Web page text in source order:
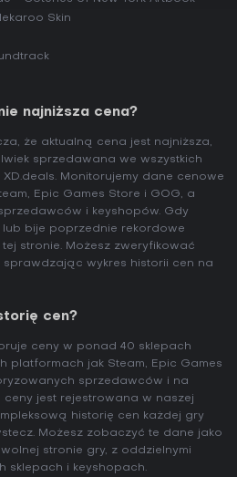
Skin
najniższa cena?
że aktualną cena jest najniższa,
sprzedawana we wszystkich
Monitorujemy dane cenowe
Epic Games Store i GOG, a
i keyshopów. Gdy
bije poprzednie rekordowe
stronie. Możesz zweryfikować
sprawdzając wykres historii cen na
cen?
ceny w ponad 40 sklepach
platformach jak Steam, Epic Games
sprzedawców i na
ceny jest rejestrowana w naszej
historię cen każdej gry
Możesz zobaczyć te dane jako
stronie gry, z oddzielnymi
sklepach i keyshopach.